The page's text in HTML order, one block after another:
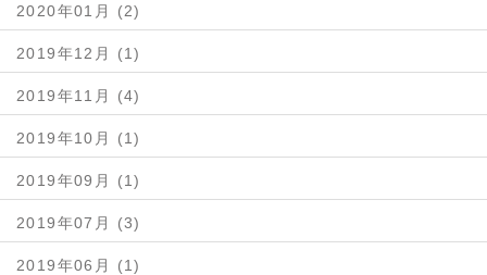
2020年01月 (2)
2019年12月 (1)
2019年11月 (4)
2019年10月 (1)
2019年09月 (1)
2019年07月 (3)
2019年06月 (1)